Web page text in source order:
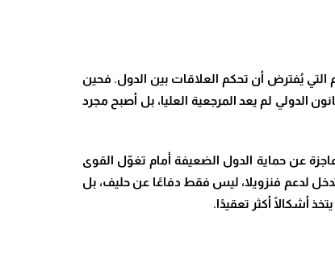
يُفترض أن تحكم العلاقات بين الدول. فحين
الدولي لم يعد المرجعية العليا، بل أصبح مجرد
عن حماية الدول الضعيفة أمام تغوّل القوى
لدعم فنزويلا، ليس فقط دفاعًا عن حليف، بل
أشكالًا أكثر تعقيدًا.